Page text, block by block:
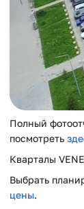
Полный
посмотреть
Кварталы
Выбрать
цены.